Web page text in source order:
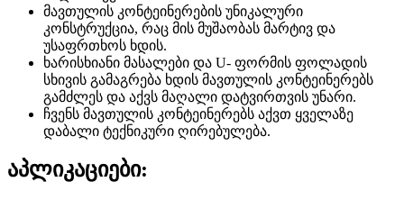
მავთულის კონტეინერების უნიკალური
კონსტრუქცია, რაც მის მუშაობას მარტივ და
უსაფრთხოს ხდის.
ხარისხიანი მასალები და U- ფორმის ფოლადის
სხივის გამაგრება ხდის მავთულის კონტეინერებს
გამძლეს და აქვს მაღალი დატვირთვის უნარი.
ჩვენს მავთულის კონტეინერებს აქვთ ყველაზე
დაბალი ტექნიკური ღირებულება.
აპლიკაციები: